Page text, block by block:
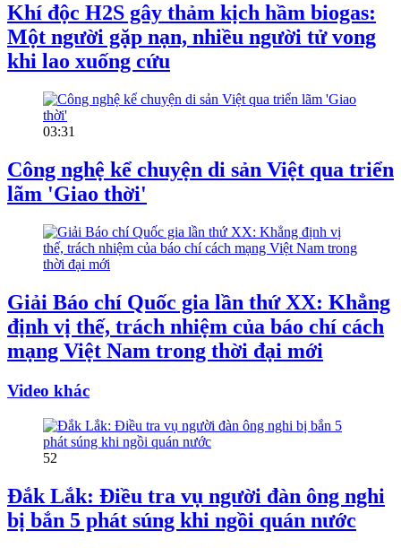
Khí độc H2S gây thảm kịch hầm biogas:
Một người gặp nạn, nhiều người tử vong
khi lao xuống cứu
03:31
Công nghệ kể chuyện di sản Việt qua triển
lãm 'Giao thời'
Giải Báo chí Quốc gia lần thứ XX: Khẳng
định vị thế, trách nhiệm của báo chí cách
mạng Việt Nam trong thời đại mới
Video khác
52
Đắk Lắk: Điều tra vụ người đàn ông nghi
bị bắn 5 phát súng khi ngồi quán nước